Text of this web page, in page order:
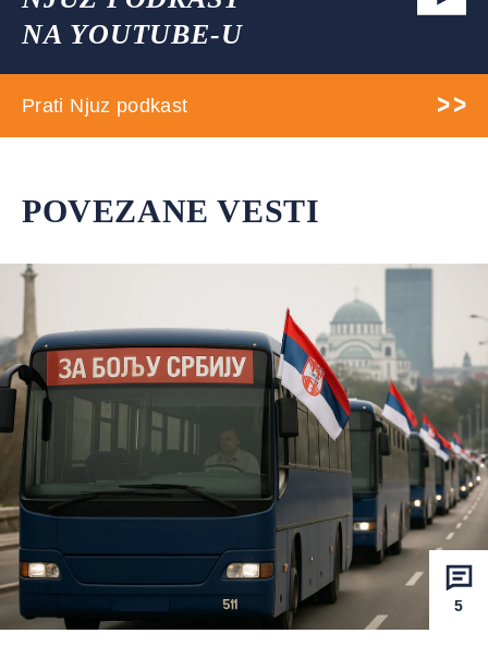
NA YOUTUBE-U
Prati Njuz podkast
POVEZANE VESTI
5